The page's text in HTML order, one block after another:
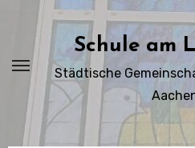
springen
Schule am
Städtische